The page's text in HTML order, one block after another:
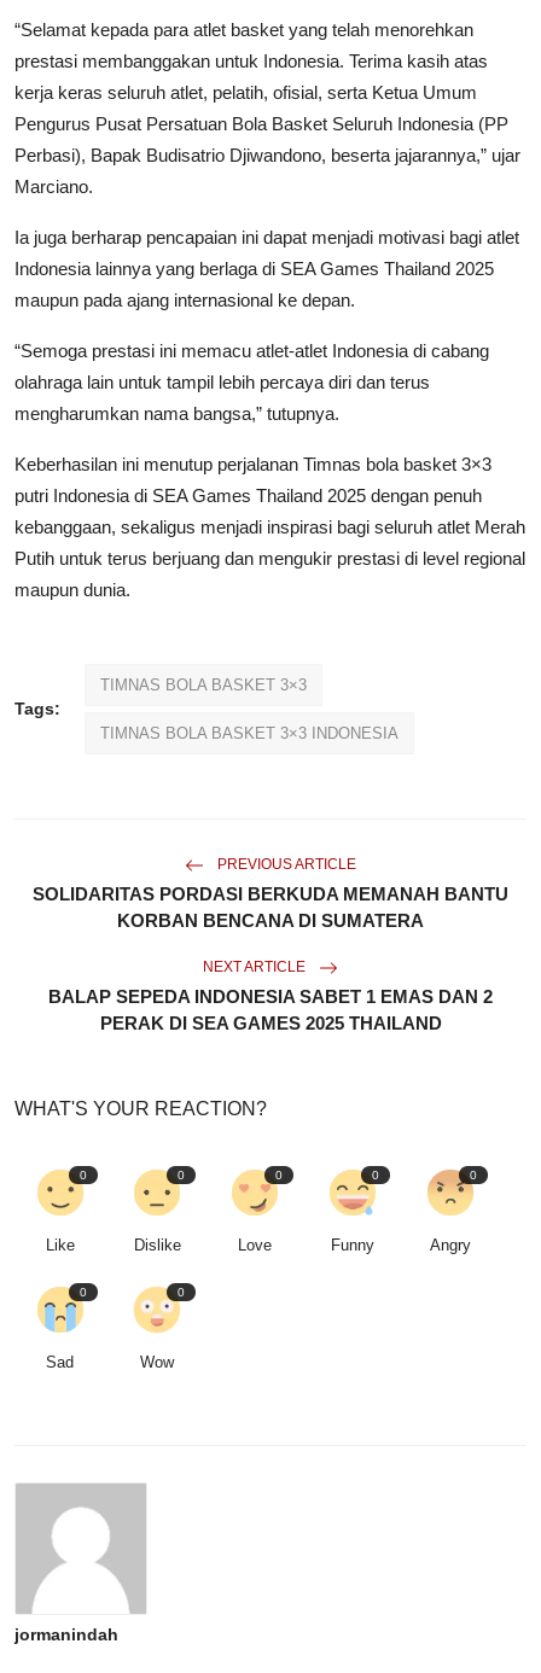
“Selamat kepada para atlet basket yang telah menorehkan
prestasi membanggakan untuk Indonesia. Terima kasih atas
kerja keras seluruh atlet, pelatih, ofisial, serta Ketua Umum
Pengurus Pusat Persatuan Bola Basket Seluruh Indonesia (PP
Perbasi), Bapak Budisatrio Djiwandono, beserta jajarannya,” ujar
Marciano.
Ia juga berharap pencapaian ini dapat menjadi motivasi bagi atlet
Indonesia lainnya yang berlaga di SEA Games Thailand 2025
maupun pada ajang internasional ke depan.
“Semoga prestasi ini memacu atlet-atlet Indonesia di cabang
olahraga lain untuk tampil lebih percaya diri dan terus
mengharumkan nama bangsa,” tutupnya.
Keberhasilan ini menutup perjalanan Timnas bola basket 3×3
putri Indonesia di SEA Games Thailand 2025 dengan penuh
kebanggaan, sekaligus menjadi inspirasi bagi seluruh atlet Merah
Putih untuk terus berjuang dan mengukir prestasi di level regional
maupun dunia.
Tags:
TIMNAS BOLA BASKET 3×3
TIMNAS BOLA BASKET 3×3 INDONESIA
PREVIOUS ARTICLE
SOLIDARITAS PORDASI BERKUDA MEMANAH BANTU
KORBAN BENCANA DI SUMATERA
NEXT ARTICLE
BALAP SEPEDA INDONESIA SABET 1 EMAS DAN 2
PERAK DI SEA GAMES 2025 THAILAND
WHAT'S YOUR REACTION?
0
Like
0
Dislike
0
Love
0
Funny
0
Angry
0
Sad
0
Wow
jormanindah